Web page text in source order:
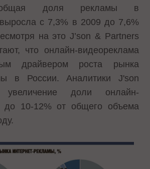
доля рекламы в
с 7,3% в 2009 до 7,6%
на это J’son & Partners
что онлайн-видеореклама
драйвером роста рынка
в России. Аналитики J'son
увеличение доли онлайн-
до 10-12% от общего объема